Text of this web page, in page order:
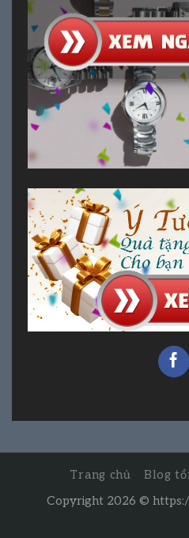
Trang chủ Blog
Copyright 2026 ©